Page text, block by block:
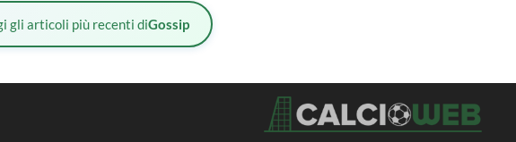
gli articoli più recenti diGossip